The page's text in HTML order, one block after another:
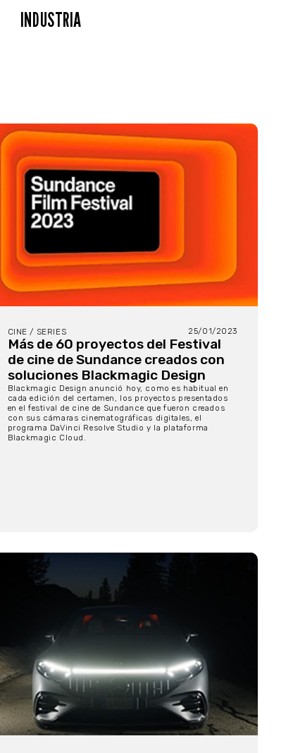
INDUSTRIA
CINE / SERIES 25/01/2023
Más de 60 proyectos del Festival
de cine de Sundance creados con
soluciones Blackmagic Design
Blackmagic Design anunció hoy, como es habitual en
cada edición del certamen, los proyectos presentados
en el festival de cine de Sundance que fueron creados
con sus cámaras cinematográficas digitales, el
programa DaVinci Resolve Studio y la plataforma
Blackmagic Cloud.